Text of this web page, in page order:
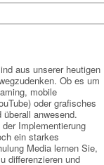
aus unserer heutigen
Ob es um
mobile
oder grafisches
anwesend.
Implementierung
ein starkes
Media lernen Sie,
differenzieren und